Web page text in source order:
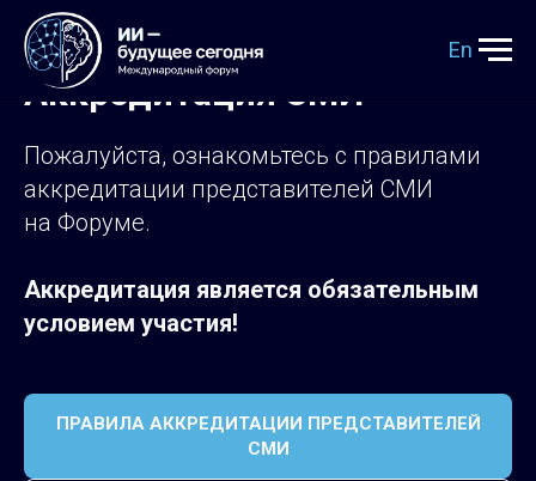
En
Аккредитация СМИ
Пожалуйста, ознакомьтесь с правилами
аккредитации представителей СМИ
на Форуме.
Аккредитация является обязательным
условием участия!
ПРАВИЛА АККРЕДИТАЦИИ ПРЕДСТАВИТЕЛЕЙ
СМИ